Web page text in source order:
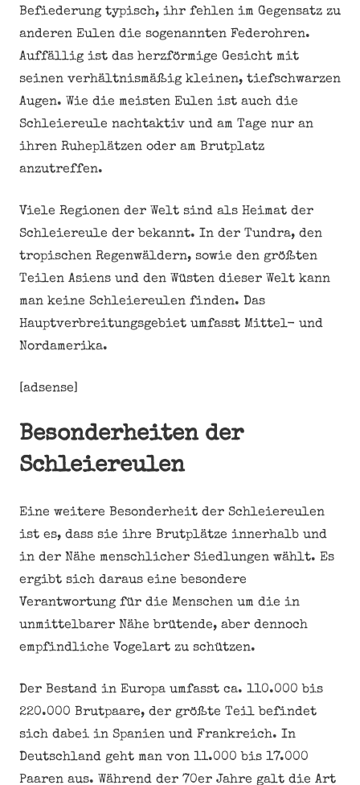
Befiederung typisch, ihr fehlen im Gegensatz zu
anderen Eulen die sogenannten Federohren.
Auffällig ist das herzförmige Gesicht mit
seinen verhältnismäßig kleinen, tiefschwarzen
Augen. Wie die meisten Eulen ist auch die
Schleiereule nachtaktiv und am Tage nur an
ihren Ruheplätzen oder am Brutplatz
anzutreffen.
Viele Regionen der Welt sind als Heimat der
Schleiereule der bekannt. In der Tundra, den
tropischen Regenwäldern, sowie den größten
Teilen Asiens und den Wüsten dieser Welt kann
man keine Schleiereulen finden. Das
Hauptverbreitungsgebiet umfasst Mittel- und
Nordamerika.
[adsense]
Besonderheiten der
Schleiereulen
Eine weitere Besonderheit der Schleiereulen
ist es, dass sie ihre Brutplätze innerhalb und
in der Nähe menschlicher Siedlungen wählt. Es
ergibt sich daraus eine besondere
Verantwortung für die Menschen um die in
unmittelbarer Nähe brütende, aber dennoch
empfindliche Vogelart zu schützen.
Der Bestand in Europa umfasst ca. 110.000 bis
220.000 Brutpaare, der größte Teil befindet
sich dabei in Spanien und Frankreich. In
Deutschland geht man von 11.000 bis 17.000
Paaren aus. Während der 70er Jahre galt die Art